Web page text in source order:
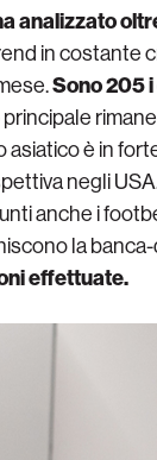
analizzato
in costante
Sono 205
principale
asiatico è in
negli
anche i
la
effettuate.